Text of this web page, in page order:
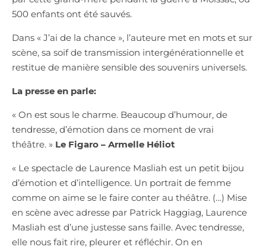
500 enfants ont été sauvés. ​
​Dans « J’ai de la chance », l’auteure met en mots et sur
scène, sa soif de transmission intergénérationnelle et
restitue de manière sensible des souvenirs universels.
La presse en parle:
« On est sous le charme. Beaucoup d’humour, de
tendresse, d’émotion dans ce moment de vrai
théâtre. » Le Figaro – Armelle Héliot
« Le spectacle de Laurence Masliah est un petit bijou
d’émotion et d’intelligence. Un portrait de femme
comme on aime se le faire conter au théâtre. (…) Mise
en scène avec adresse par Patrick Haggiag, Laurence
Masliah est d’une justesse sans faille. Avec tendresse,
elle nous fait rire, pleurer et réfléchir. On en